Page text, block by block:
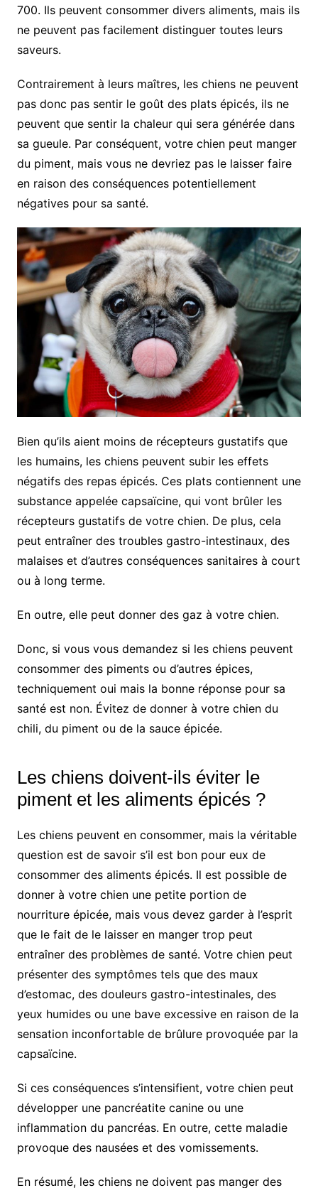
700. Ils peuvent consommer divers aliments, mais ils
ne peuvent pas facilement distinguer toutes leurs
saveurs.
Contrairement à leurs maîtres, les chiens ne peuvent
pas donc pas sentir le goût des plats épicés, ils ne
peuvent que sentir la chaleur qui sera générée dans
sa gueule. Par conséquent, votre chien peut manger
du piment, mais vous ne devriez pas le laisser faire
en raison des conséquences potentiellement
négatives pour sa santé.
Bien qu’ils aient moins de récepteurs gustatifs que
les humains, les chiens peuvent subir les effets
négatifs des repas épicés. Ces plats contiennent une
substance appelée capsaïcine, qui vont brûler les
récepteurs gustatifs de votre chien. De plus, cela
peut entraîner des troubles gastro-intestinaux, des
malaises et d’autres conséquences sanitaires à court
ou à long terme.
En outre, elle peut donner des gaz à votre chien.
Donc, si vous vous demandez si les chiens peuvent
consommer des piments ou d’autres épices,
techniquement oui mais la bonne réponse pour sa
santé est non. Évitez de donner à votre chien du
chili, du piment ou de la sauce épicée.
Les chiens doivent-ils éviter le
piment et les aliments épicés ?
Les chiens peuvent en consommer, mais la véritable
question est de savoir s’il est bon pour eux de
consommer des aliments épicés. Il est possible de
donner à votre chien une petite portion de
nourriture épicée, mais vous devez garder à l’esprit
que le fait de le laisser en manger trop peut
entraîner des problèmes de santé. Votre chien peut
présenter des symptômes tels que des maux
d’estomac, des douleurs gastro-intestinales, des
yeux humides ou une bave excessive en raison de la
sensation inconfortable de brûlure provoquée par la
capsaïcine.
Si ces conséquences s’intensifient, votre chien peut
développer une pancréatite canine ou une
inflammation du pancréas. En outre, cette maladie
provoque des nausées et des vomissements.
En résumé, les chiens ne doivent pas manger des